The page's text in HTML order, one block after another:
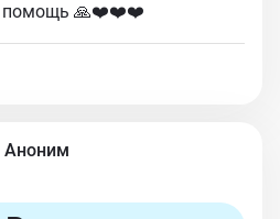
помощь 🙏❤️❤️❤️
Аноним